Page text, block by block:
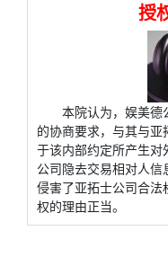
授
本院认为，娱美德
的协商要求，与其与
于该内部约定所产生对
公司隐去交易相对人
侵害了亚拓士公司合法
权的理由正当。